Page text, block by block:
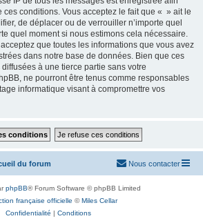
ces conditions. Vous acceptez le fait que « » ait le
de déplacer ou de verrouiller n’importe quel
quel moment si nous estimons cela nécessaire.
acceptez que toutes les informations que vous avez
dans notre base de données. Bien que ces
à une tierce partie sans votre
ne pourront être tenus comme responsables
informatique visant à compromettre vos
du forum Nous contacter
phpBB® Forum Software © phpBB Limited
française officielle ©Miles Cellar
Confidentialité | Conditions